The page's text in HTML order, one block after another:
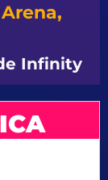
Infinity